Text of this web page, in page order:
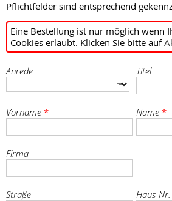
Pflichtfelder sind entsprechend
Eine Bestellung ist nur möglich wenn
Cookies erlaubt. Klicken Sie bitte auf
Anrede Titel
Vorname * Name *
Firma
Straße Haus-Nr.